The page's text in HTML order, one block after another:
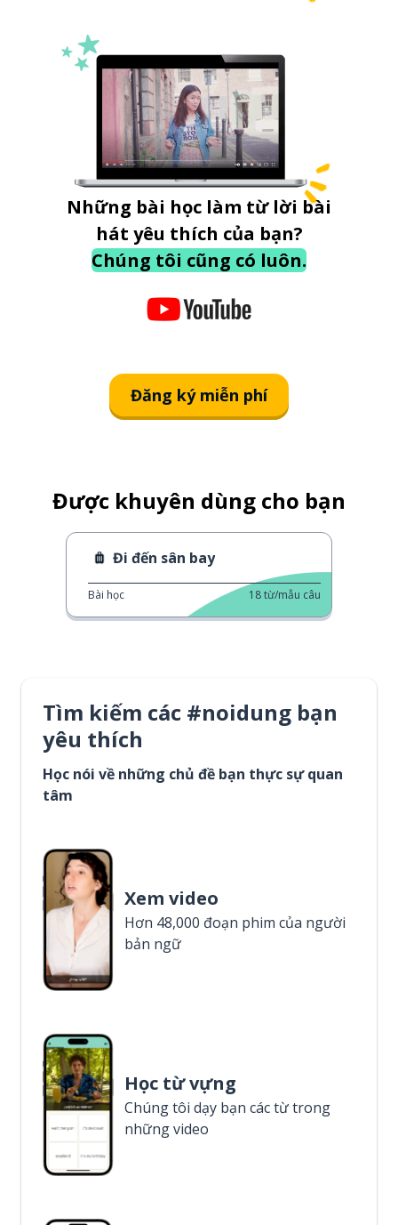
Những bài học làm từ lời bài
hát yêu thích của bạn?
Chúng tôi cũng có luôn.
Đăng ký miễn phí
Được khuyên dùng cho bạn
Đi đến sân bay
Bài học 18từ/mẫu câu
Tìm kiếm các #noidung bạn
yêu thích
Học nói về những chủ đề bạn thực sự quan
tâm
Xem video
Hơn 48,000 đoạn phim của người
bản ngữ
Học từ vựng
Chúng tôi dạy bạn các từ trong
những video